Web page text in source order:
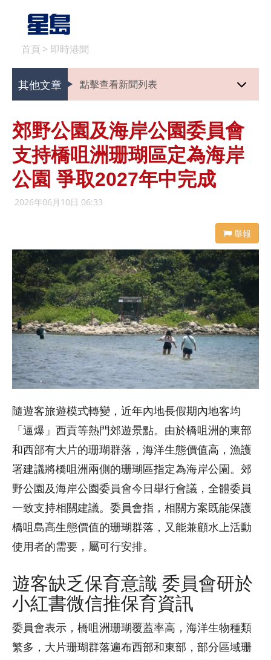
首頁 > 即時港聞
其他文章 點擊查看新聞列表
郊野公園及海岸公園委員會
支持橋咀洲珊瑚區定為海岸
公園 爭取2027年中完成
2026年06月10日 06:33
舉報
隨遊客旅遊模式轉變，近年內地長假期內地客均
「逼爆」西貢等熱門郊遊景點。由於橋咀洲的東部
和西部有大片的珊瑚群落，海洋生態價值高，漁護
署建議將橋咀洲兩側的珊瑚區指定為海岸公園。郊
野公園及海岸公園委員會今日舉行會議，全體委員
一致支持相關建議。委員會指，相關方案既能保護
橋咀島高生態價值的珊瑚群落，又能兼顧水上活動
使用者的需要，屬可行安排。
遊客缺乏保育意識 委員會研於
小紅書微信推保育資訊
委員會表示，橋咀洲珊瑚覆蓋率高，海洋生物種類
繁多，大片珊瑚群落遍布西部和東部，部分區域珊